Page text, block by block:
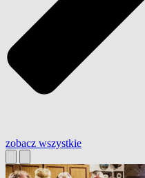
zobacz wszystkie